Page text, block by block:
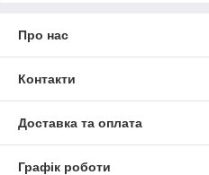
Про нас
Контакти
Доставка та оплата
Графік роботи